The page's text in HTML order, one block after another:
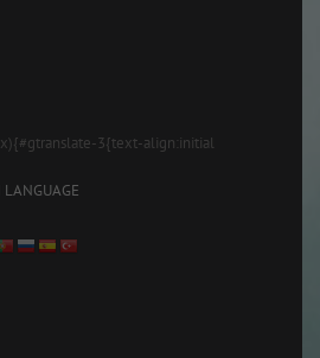
3{text-align:initial